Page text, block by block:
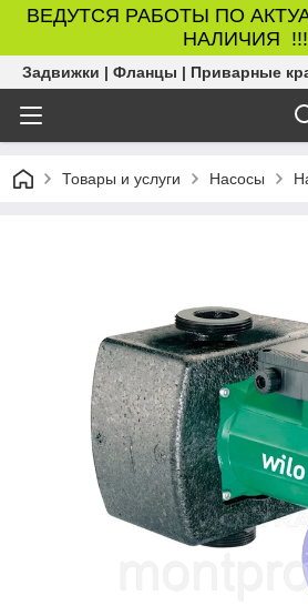
ВЕДУТСЯ РАБОТЫ ПО
НАЛИЧИЯ !!!
Задвижки | Фланцы | Приварные
Товары и услуги Насосы